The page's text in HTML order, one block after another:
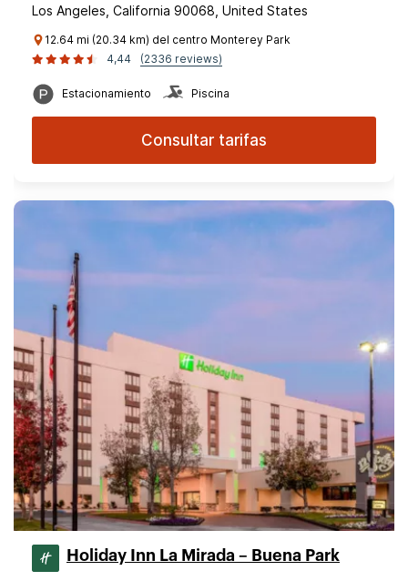
Los Angeles, California 90068, United States
12.64 mi (20.34 km) del centro Monterey Park
4,44
(2336 reviews)
Estacionamiento Piscina
Consultar tarifas
Holiday Inn La Mirada – Buena Park